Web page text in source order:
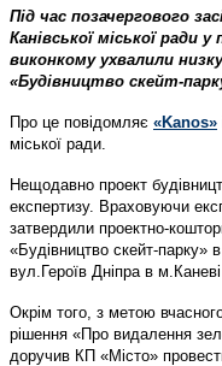
Під час позачергового
Канівської міської ради
виконкому ухвалили
«Будівництво скейт-
Про це повідомляє «Kanos»
міської ради.
Нещодавно проект
експертизу. Враховуючи
затвердили проектно-
«Будівництво скейт-парку»
вул.Героїв Дніпра в
Окрім того, з метою
рішення «Про видалення
доручив КП «Місто»